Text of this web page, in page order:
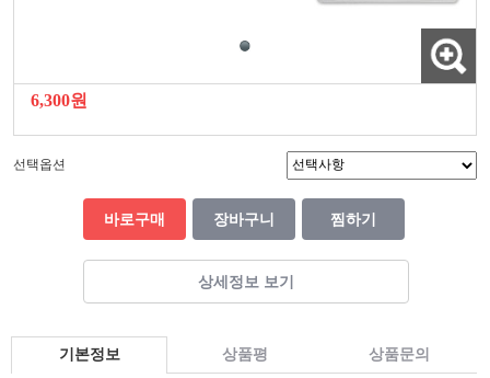
6,300원
선택옵션
바로구매 장바구니 찜하기
상세정보 보기
기본정보 상품평 상품문의